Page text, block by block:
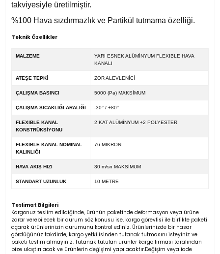
takviyesiyle üretilmiştir.
%100 Hava sızdırmazlık ve Partikül tutmama özelliği.
Teknik Özellikler
MALZEME
YARI ESNEK ALÜMİNYUM FLEXIBLE HAVA
KANALI
ATEŞE TEPKİ ZOR ALEVLENİCİ
ÇALIŞMA BASINCI 5000 (Pa) MAKSİMUM
ÇALIŞMA SICAKLIĞI ARALIĞI -30° / +80°
FLEXIBLE KANAL
KONSTRÜKSİYONU
2 KAT ALÜMİNYUM +2 POLYESTER
FLEXIBLE KANAL NOMİNAL
KALINLIĞI
76 MİKRON
HAVA AKIŞ HIZI 30 m/sn MAKSİMUM
STANDART UZUNLUK 10 METRE
Teslimat Bilgileri
Kargonuz teslim edildiğinde, ürünün paketinde deformasyon veya ürüne
zarar verebilecek bir durum söz konusu ise, kargo görevlisi ile birlikte paketi
açarak ürünlerinizin durumunu kontrol ediniz. Ürünlerinizde bir hasar
gördüğünüz takdirde, kargo yetkilisinden tutanak tutmasını isteyiniz ve
paketi teslim almayınız. Tutanak tutulan ürünler kargo firması tarafından
bize ulaştırılacak ve ürünlerin değişimi yapılacaktır.Değişim veya iade